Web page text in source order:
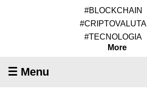
#BLOCKCHAIN
#CRIPTOVALUTA
#TECNOLOGIA
More
☰ Menu